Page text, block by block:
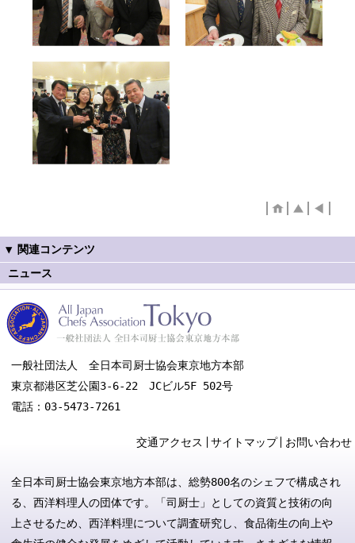
ニュース
一般社団法人 全日本司厨士協会東京地方本部
東京都港区芝公園3-6-22 JCビル5F 502号
電話：03-5473-7261
交通アクセス サイトマップ お問い合わせ
全日本司厨士協会東京地方本部は、総勢800名のシェフで構成され
る、西洋料理人の団体です。「司厨士」としての資質と技術の向
上させるため、西洋料理について調査研究し、食品衛生の向上や